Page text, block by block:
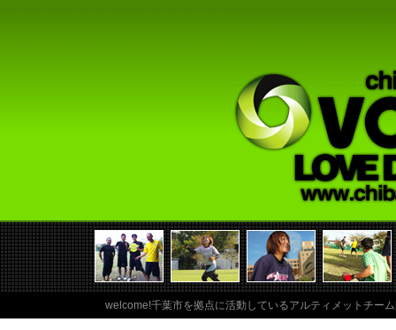
welcome!千葉市を拠点に活動しているアルティメットチー